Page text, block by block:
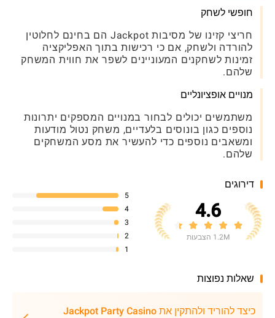
חופשי לשחק
חריצי קזינו של מסיבות Jackpot הם בחינם לחלוטין
להורדה ולשחק, אם כי רכישות בתוך האפליקציה
זמינות לשחקנים המעוניינים לשפר את חווית המשחק
שלהם.
מנויים אופציונליים
משתמשים יכולים לבחור במנויים המספקים יתרונות
נוספים כגון בונוסים בלעדיים, משחק נטול מודעות
ומשאבים נוספים כדי להעשיר את מסע המשחקים
שלהם.
דירוגים
4.6
1.2M הצבעות
5
4
3
2
1
שאלות נפוצות
כיצד להוריד ולהתקין את Jackpot Party Casino